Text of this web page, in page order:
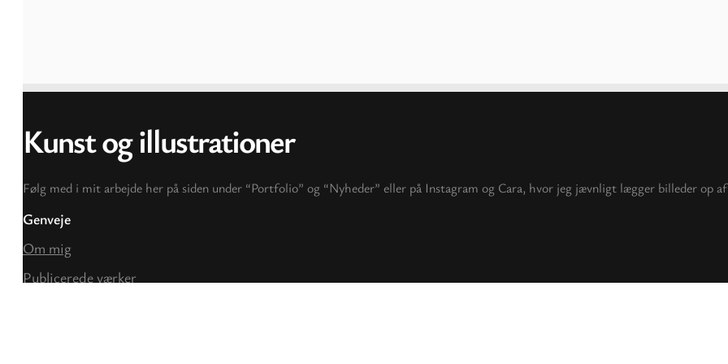
Kunst og illustrationer
Følg med i mit arbejde her på siden under “Portfolio” og “Nyheder” eller på Instagram og Cara, hvor jeg jævnligt lægger billeder op
Genveje
Om mig
Publicerede værker